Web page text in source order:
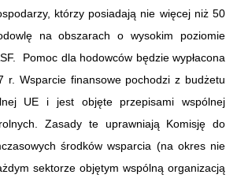
którzy posiadają nie więcej niż 50
na obszarach o wysokim poziomie
Pomoc dla hodowców będzie wypłacona
r. Wsparcie finansowe pochodzi z budżetu
UE i jest objęte przepisami wspólnej
Zasady te uprawniają Komisję do
środków wsparcia (na okres nie
sektorze objętym wspólną organizacją